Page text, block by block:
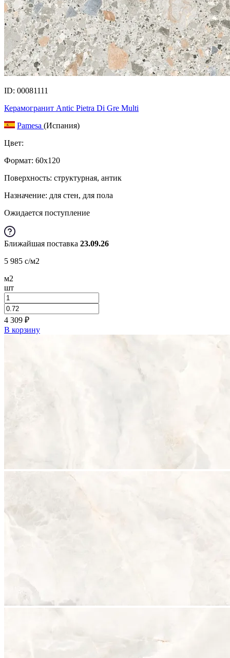
ID: 00081111
Керамогранит Antic Pietra Di Gre Multi
Pamesa (Испания)
Цвет:
Формат: 60x120
Поверхность: структурная, антик
Назначение: для стен, для пола
Ожидается поступление
Ближайшая поставка 23.09.26
5 985 c/м2
м2
шт
4 309 ₽
В корзину